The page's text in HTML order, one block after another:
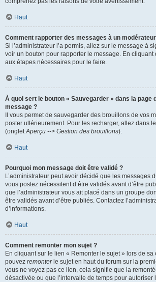
Haut
Comment rapporter des messages à un
Si l’administrateur l’a permis, allez sur le message à
voir un bouton pour rapporter le message. En cliquant
aux étapes nécessaires pour le faire.
Haut
À quoi sert le bouton « Sauvegarder » dans la page
message ?
Il vous permet de sauvegarder des brouillons de vos
poster ultérieurement. Pour les recharger, allez dans
(ongletAperçu --> Gestion des brouillons).
Haut
Pourquoi mon message doit être validé ?
L’administrateur peut avoir décidé que les messages
vous postez nécessitent d’être validés avant d’être
que l’administrateur vous ait placé dans un groupe
être validés avant d’être publiés. Contactez
d’informations.
Haut
Comment remonter mon sujet ?
En cliquant sur le lien « Remonter le sujet » lors de sa
pouvez remonterle sujet en haut du forum sur la
vous ne voyez pas ce lien, cela signifie que la
désactivée ou que l’intervalle de temps pour autoriser